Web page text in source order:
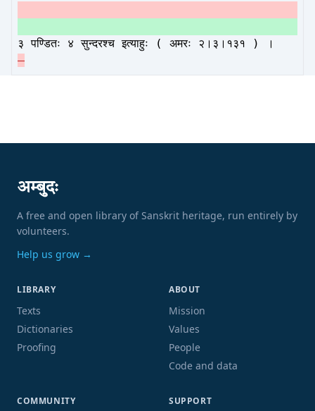
३ पण्डितः ४ सुन्दरश्च इत्याहुः ( अमरः २।३।१३१ ) ।
अम्बुदः
A free and open library of Sanskrit heritage, run entirely by
volunteers.
Help us grow →
LIBRARY
Texts
Dictionaries
Proofing
ABOUT
Mission
Values
People
Code and data
COMMUNITY SUPPORT